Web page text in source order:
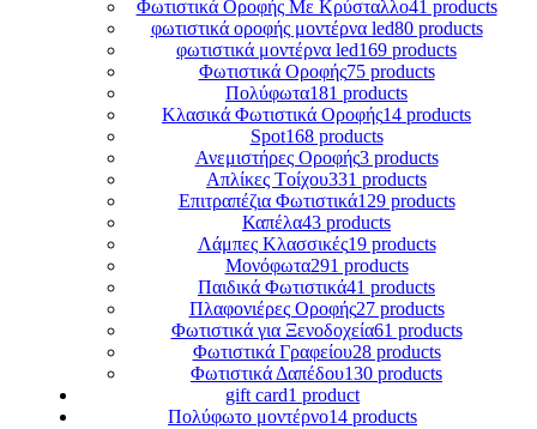
Φωτιστικά Οροφής Mε Kρύσταλλο41 products
φωτιστικά οροφής μοντέρνα led80 products
φωτιστικά μοντέρνα led169 products
Φωτιστικά Οροφής75 products
Πολύφωτα181 products
Κλασικά Φωτιστικά Οροφής14 products
Spot168 products
Ανεμιστήρες Οροφής3 products
Απλίκες Tοίχου331 products
Επιτραπέζια Φωτιστικά129 products
Καπέλα43 products
Λάμπες Κλασσικές19 products
Μονόφωτα291 products
Παιδικά Φωτιστικά41 products
Πλαφονιέρες Oροφής27 products
Φωτιστικά για Ξενοδοχεία61 products
Φωτιστικά Γραφείου28 products
Φωτιστικά Δαπέδου130 products
gift card1 product
Πολύφωτο μοντέρνο14 products